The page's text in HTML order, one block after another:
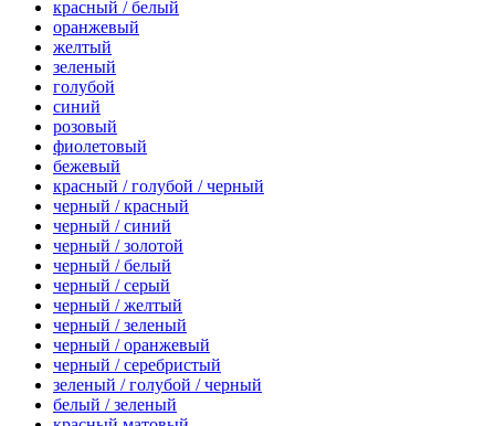
красный / белый
оранжевый
желтый
зеленый
голубой
синий
розовый
фиолетовый
бежевый
красный / голубой / черный
черный / красный
черный / синий
черный / золотой
черный / белый
черный / серый
черный / желтый
черный / зеленый
черный / оранжевый
черный / серебристый
зеленый / голубой / черный
белый / зеленый